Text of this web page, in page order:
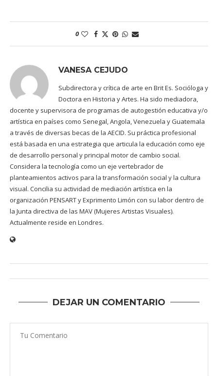
0
VANESA CEJUDO
Subdirectora y crítica de arte en Brit Es. Socióloga y
Doctora en Historia y Artes. Ha sido mediadora,
docente y supervisora de programas de autogestión educativa y/o
artística en países como Senegal, Angola, Venezuela y Guatemala
a través de diversas becas de la AECID. Su práctica profesional
está basada en una estrategia que articula la educación como eje
de desarrollo personal y principal motor de cambio social.
Considera la tecnología como un eje vertebrador de
planteamientos activos para la transformación social y la cultura
visual. Concilia su actividad de mediación artística en la
organización PENSART y Exprimento Limón con su labor dentro de
la Junta directiva de las MAV (Mujeres Artistas Visuales).
Actualmente reside en Londres.
DEJAR UN COMENTARIO